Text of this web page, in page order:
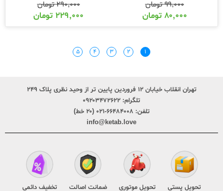
۹۹,۰۰۰تومان
۸۰,۰۰۰ تومان
۲۹۰,۰۰۰تومان
۲۲۹,۰۰۰ تومان
۱ ۲ ۳ ۴ ۵
تهران انقلاب خیابان ۱۲ فروردین پایین تر از وحید نظری پلاک ۲۴۹
تلگرام: ۰۹۲۰۳۴۷۲۶۲۲
تلفن: ۶۶۴۸۴۰۰۸-۰۲۱ (۲۰ خط)
info@ketab.love
تحویل پستی تحویل موتوری ضمانت اصالت تخفیف دائمی